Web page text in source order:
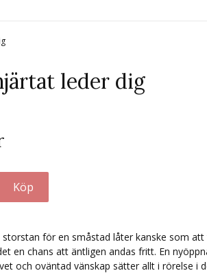
leder dig
för en småstad låter kanske som
en chans att äntligen andas fritt. En
och oväntad vänskap sätter allt i rörelse i